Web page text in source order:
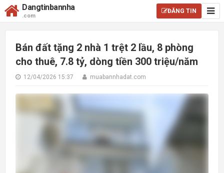
Dangtinbannha
.com
ĐĂNG TIN
Bán đất tặng 2 nhà 1 trệt 2 lầu, 8 phòng
cho thuê, 7.8 tỷ, dòng tiền 300 triệu/năm
12/04/2026 15:37 muabannhadat.com